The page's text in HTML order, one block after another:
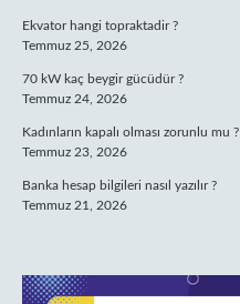
Ekvator hangi topraktadir ?
Temmuz 25, 2026
70 kW kaç beygir gücüdür ?
Temmuz 24, 2026
Kadınların kapalı olması zorunlu mu ?
Temmuz 23, 2026
Banka hesap bilgileri nasıl yazılır ?
Temmuz 21, 2026